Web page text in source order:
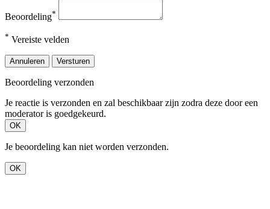
Beoordeling*
* Vereiste velden
Annuleren Versturen
Beoordeling verzonden
Je reactie is verzonden en zal beschikbaar zijn zodra deze door een
moderator is goedgekeurd.
OK
Je beoordeling kan niet worden verzonden.
OK